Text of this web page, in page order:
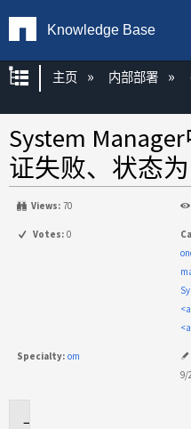
Knowledge Base
扩展/隐缩全局层
主页 内部部署
System
证失败、状态
Views: 70
Votes: 0
Specialty: om
9/